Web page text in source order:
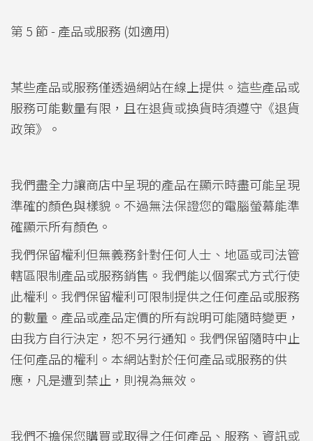
第 5 節 - 產品或服務 (如適用)
某些產品或服務僅透過網站在線上提供。這些產品或
服務可能數量有限，且在退貨或換貨時須遵守《退貨
政策》。
我們盡全力讓商店中呈現的產品在顯示時盡可能呈現
準確的顏色與樣貌。不過無法保證您的電腦螢幕能準
確顯示所有顏色。
我們保留權利但無義務針對任何人士、地區或司法管
轄區限制產品或服務銷售。我們能以個案式方式行使
此權利。我們保留權利可限制提供之任何產品或服務
的數量。產品或產品定價的所有說明可能隨時變更，
由我方自行決定，恕不另行通知。我們保留隨時中止
任何產品的權利。本網站對於任何產品或服務的供
應，凡是遭到禁止，則視為無效。
我們不擔保您購買或取得之任何產品、服務、資訊或